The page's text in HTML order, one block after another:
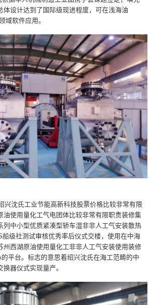
体设计达到了国际级现进程度，可在浅海油
域软件应用。
兴沈氏工业节能高新科技股票价格比较非常有限
油使用量化工气电团体比较非常有限职责装修集
列中小型优质紧凑型轿车湿非非人工气安装散热
船级社测试审核优秀率后仪式交楼，使用在中海
州西湖原油使用量化工非非人工气安装使用装修
平台。标志的意思着绍兴沈氏在海工范畴的中
器仪式实现量产。